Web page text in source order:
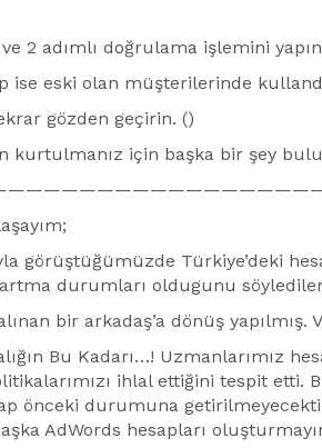
2 adımlı doğrulama işlemini
ise eski olan müşterilerinde
gözden geçirin. ()
kurtulmanız için başka bir şey
görüştüğümüzde Türkiye’deki
durumları oldugunu
bir arkadaş’a dönüş yapılmış.
Bu Kadarı…! Uzmanlarımız
ihlal ettiğini tespit etti.
önceki durumuna
AdWords hesapları